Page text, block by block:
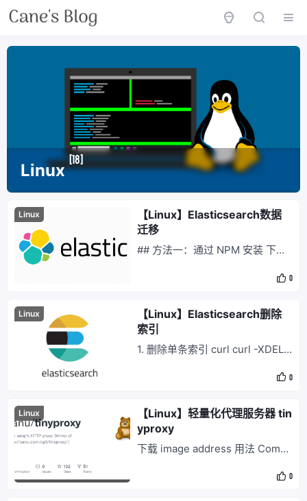
Linux
[18]
Linux
【Linux】Elasticsearch数据
迁移
## 方法一：通过 NPM 安装 下载
g/dist/v10.15.0/node-v10.15.0-li
15.0-linux-x64.tar.xz 配置环境变
量 vim /etc/
0
Linux
【Linux】Elasticsearch删除
索引
1. 删除单条索引 curl curl -XDELE
name python import requests r
9200/index_name') 2. 删除所有
索引 cu
0
Linux
【Linux】轻量化代理服务器 tin
yproxy
下载 image address 用法 Comm
me='tinyproxy' -p <Host_Port>:0